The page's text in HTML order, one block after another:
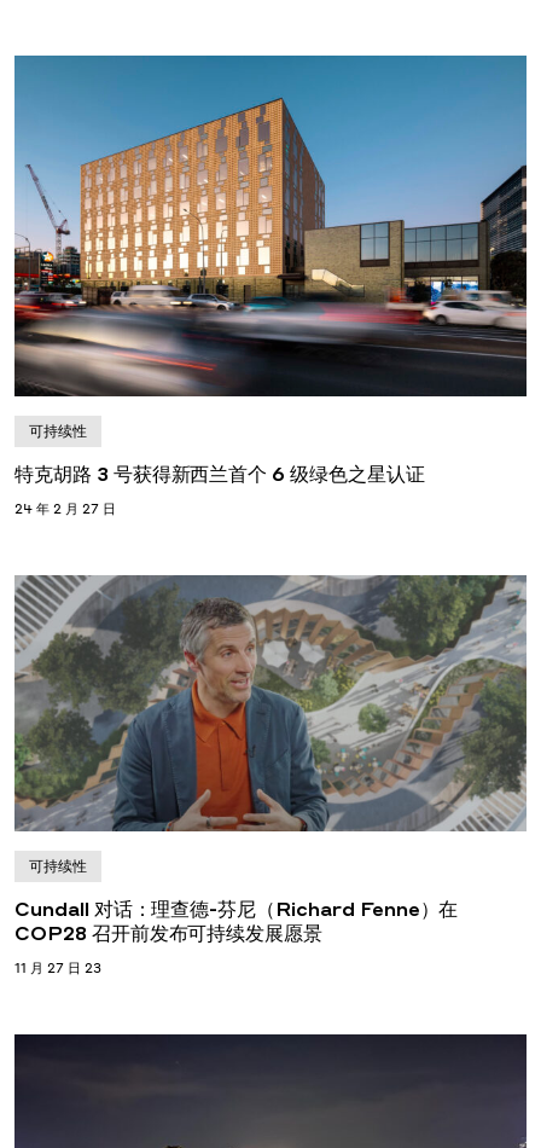
可持续性
特克胡路 3 号获得新西兰首个 6 级绿色之星认证
24 年 2 月 27 日
可持续性
Cundall 对话：理查德-芬尼（Richard Fenne）在
COP28 召开前发布可持续发展愿景
11 月 27 日 23